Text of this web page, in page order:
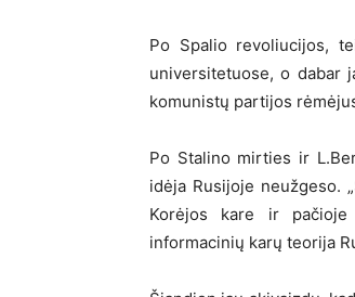
Po Spalio revoliucijos,
universitetuose, o dabar
komunistų partijos
Po Stalino mirties ir
idėja Rusijoje neužgeso.
Korėjos kare ir pačioje
informacinių karų teorija